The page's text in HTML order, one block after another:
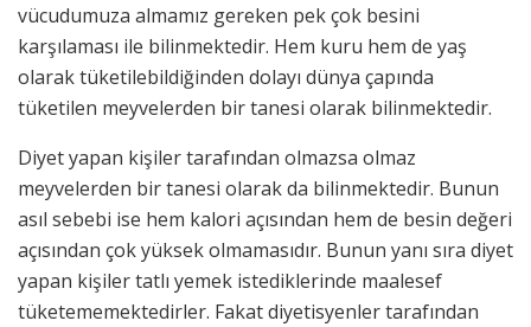
vücudumuza almamız gereken pek çok besini
karşılaması ile bilinmektedir. Hem kuru hem de yaş
olarak tüketilebildiğinden dolayı dünya çapında
tüketilen meyvelerden bir tanesi olarak bilinmektedir.
Diyet yapan kişiler tarafından olmazsa olmaz
meyvelerden bir tanesi olarak da bilinmektedir. Bunun
asıl sebebi ise hem kalori açısından hem de besin değeri
açısından çok yüksek olmamasıdır. Bunun yanı sıra diyet
yapan kişiler tatlı yemek istediklerinde maalesef
tüketememektedirler. Fakat diyetisyenler tarafından